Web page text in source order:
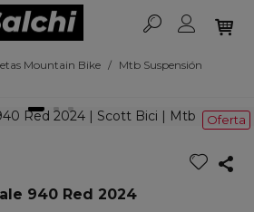
Mountain Bike / Mtb Suspensión
Oferta
940 Red 2024